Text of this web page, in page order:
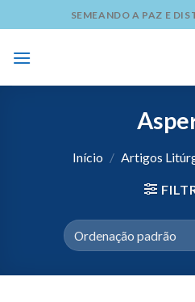
to
content
SEMEANDO A PAZ E
Início / Artigos